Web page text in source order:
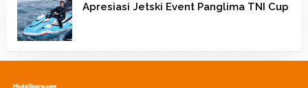
Apresiasi Jetski Event Panglima TNI Cup